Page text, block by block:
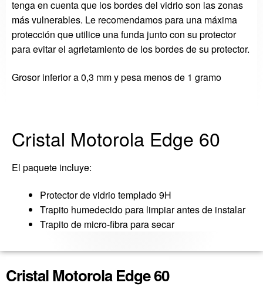
tenga en cuenta que losbordes del vidrioson las zonas
más vulnerables. Le recomendamospara una máxima
protección que utilice una funda junto con su protector
para evitar el agrietamientode los bordes desu protector.
Grosor inferior a 0,3 mm y pesa menos de 1 gramo
Cristal Motorola Edge 60
El paquete incluye:
Protector devidriotemplado 9H
Trapito humedecido para limpiar antes de instalar
Trapito de micro-fibra para secar
Cristal Motorola Edge 60